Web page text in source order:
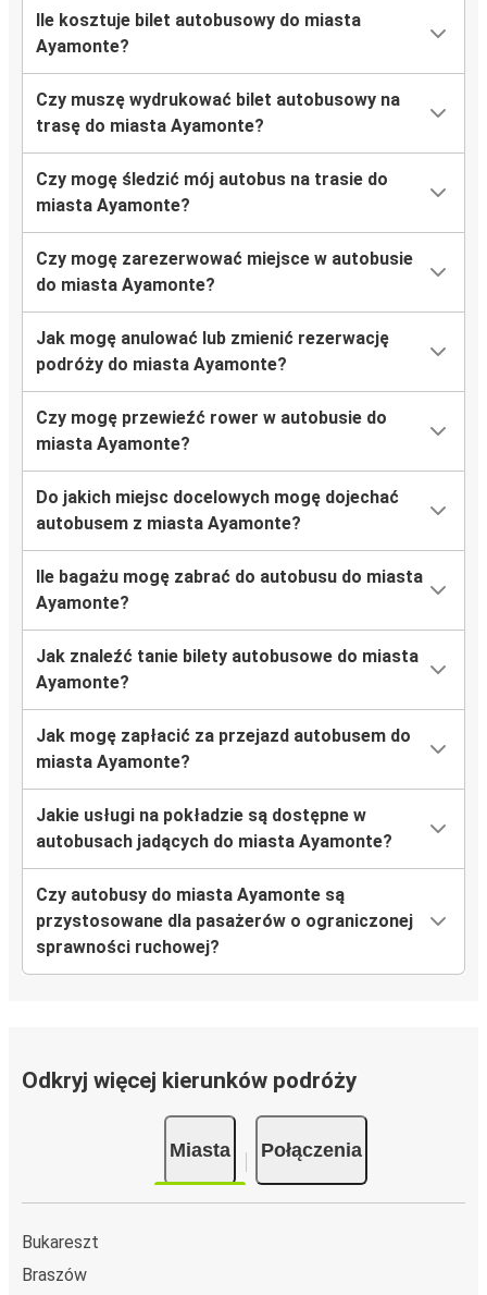
Ile kosztuje bilet autobusowy do miasta
Ayamonte?
Czy muszę wydrukować bilet autobusowy na
trasę do miasta Ayamonte?
Czy mogę śledzić mój autobus na trasie do
miasta Ayamonte?
Czy mogę zarezerwować miejsce w autobusie
do miasta Ayamonte?
Jak mogę anulować lub zmienić rezerwację
podróży do miasta Ayamonte?
Czy mogę przewieźć rower w autobusie do
miasta Ayamonte?
Do jakich miejsc docelowych mogę dojechać
autobusem z miasta Ayamonte?
Ile bagażu mogę zabrać do autobusu do miasta
Ayamonte?
Jak znaleźć tanie bilety autobusowe do miasta
Ayamonte?
Jak mogę zapłacić za przejazd autobusem do
miasta Ayamonte?
Jakie usługi na pokładzie są dostępne w
autobusach jadących do miasta Ayamonte?
Czy autobusy do miasta Ayamonte są
przystosowane dla pasażerów o ograniczonej
sprawności ruchowej?
Odkryj więcej kierunków podróży
Miasta Połączenia
Bukareszt
Braszów